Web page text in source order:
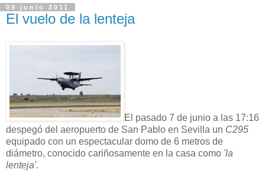
09 junio 2011
El vuelo de la lenteja
El pasado 7 de junio a las 17:16
despegó del aeropuerto de San Pablo en Sevilla un C295
equipado con un espectacular domo de 6 metros de
diámetro, conocido cariñosamente en la casa como 'la
lenteja'.